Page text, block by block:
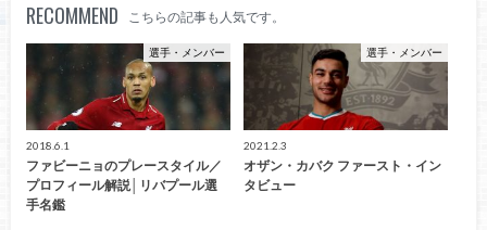
RECOMMEND こちらの記事も人気です。
選手・メンバー
2018.6.1
ファビーニョのプレースタイル／
プロフィール解説│リバプール選
手名鑑
選手・メンバー
2021.2.3
オザン・カバク ファースト・イン
タビュー